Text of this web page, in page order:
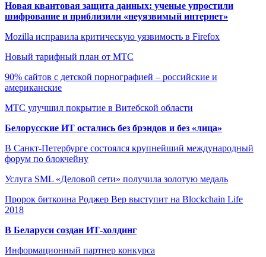
Новая квантовая защита данных: ученые упростили
шифрование и приблизили «неуязвимый интернет»
Mozilla исправила критическую уязвимость в Firefox
Новый тарифный план от МТС
90% сайтов с детской порнографией – российские и
американские
МТС улучшил покрытие в Витебской области
Белорусские ИТ остались без брэндов и без «лица»
В Санкт-Петербурге состоялся крупнейший международный
форум по блокчейну
Услуга SML «Деловой сети» получила золотую медаль
Пророк биткоина Роджер Вер выступит на Blockchain Life
2018
В Беларуси создан ИТ-холдинг
Информационный партнер конкурса